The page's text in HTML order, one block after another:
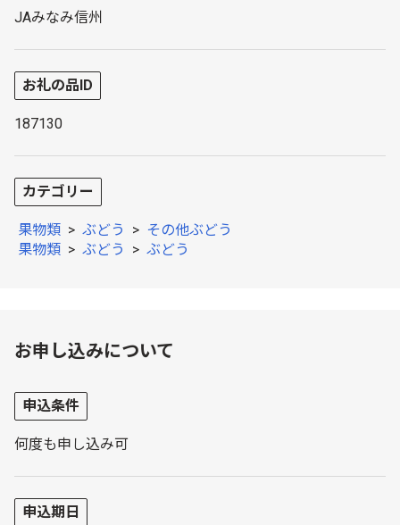
JAみなみ信州
お礼の品ID
187130
カテゴリー
果物類 > ぶどう > その他ぶどう
果物類 > ぶどう > ぶどう
お申し込みについて
申込条件
何度も申し込み可
申込期日